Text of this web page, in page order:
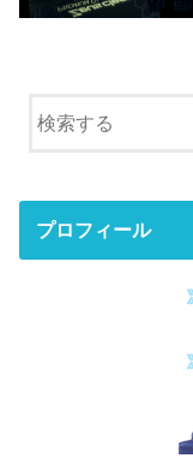
プロフィール